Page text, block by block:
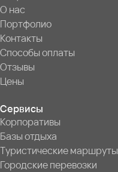
О нас
Портфолио
Контакты
Способы оплаты
Отзывы
Цены
Сервисы
Корпоративы
Базы отдыха
Туристические маршруты
Городские перевозки